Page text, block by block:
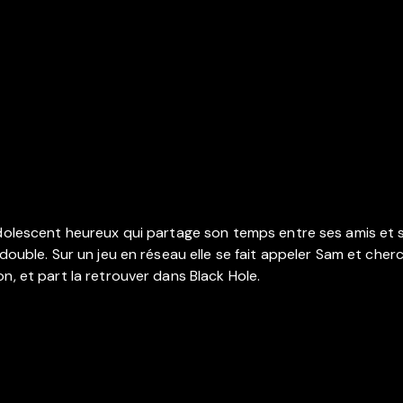
heureux qui partage son temps entre ses amis
Sur un jeu en réseau elle se fait appeler Sam et
et part la retrouver dans Black Hole.